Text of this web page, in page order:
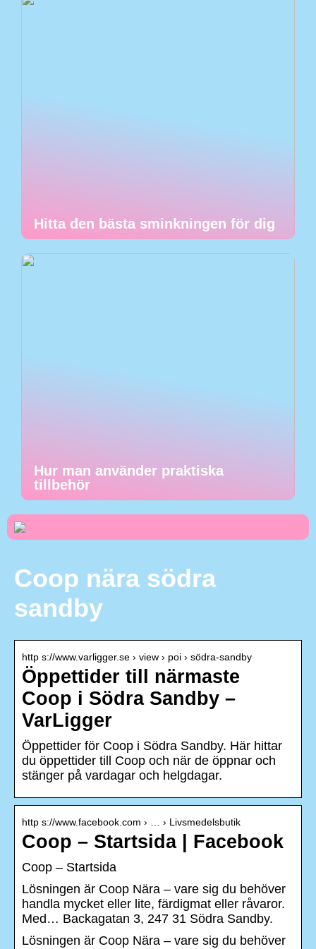
Hitta den bästa sminkningen för dig
Hur man använder praktiska
tillbehör
Coop nära södra
sandby
http s://www.varligger.se › view › poi › södra-sandby
Öppettider till närmaste
Coop i Södra Sandby –
VarLigger
Öppettider för Coop i Södra Sandby. Här hittar
du öppettider till Coop och när de öppnar och
stänger på vardagar och helgdagar.
http s://www.facebook.com › … › Livsmedelsbutik
Coop – Startsida | Facebook
Coop – Startsida
Lösningen är Coop Nära – vare sig du behöver
handla mycket eller lite, färdigmat eller råvaror.
Med… Backagatan 3, 247 31 Södra Sandby.
Lösningen är Coop Nära – vare sig du behöver